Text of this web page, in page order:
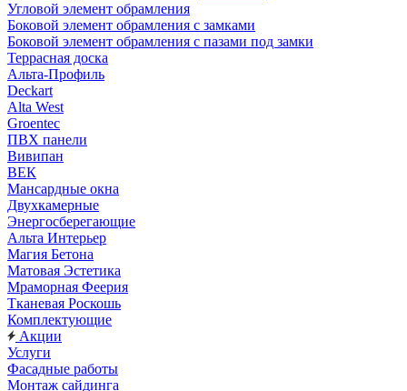
Угловой элемент обрамления
Боковой элемент обрамления с замками
Боковой элемент обрамления с пазами под замки
Террасная доска
Альта-Профиль
Deckart
Alta West
Groentec
ПВХ панели
Вивипан
ВЕК
Мансардные окна
Двухкамерные
Энергосберегающие
Альта Интерьер
Магия Бетона
Матовая Эстетика
Мраморная Феерия
Тканевая Роскошь
Комплектующие
Акции
Услуги
Фасадные работы
Монтаж сайдинга